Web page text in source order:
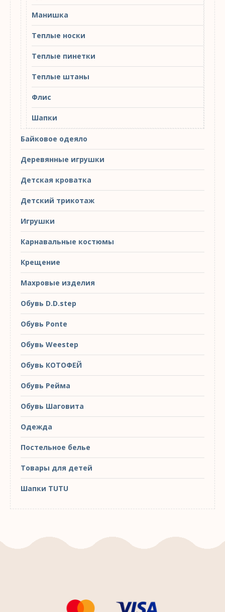
Манишка
Теплые носки
Теплые пинетки
Теплые штаны
Флис
Шапки
Байковое одеяло
Деревянные игрушки
Детская кроватка
Детский трикотаж
Игрушки
Карнавальные костюмы
Крещение
Махровые изделия
Обувь D.D.step
Обувь Ponte
Обувь Weestep
Обувь КОТОФЕЙ
Обувь Рейма
Обувь Шаговита
Одежда
Постельное белье
Товары для детей
Шапки TUTU